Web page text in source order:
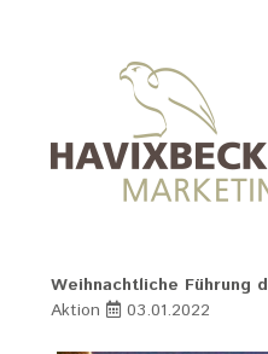
Weihnachtliche Führung
Aktion
03.01.2022